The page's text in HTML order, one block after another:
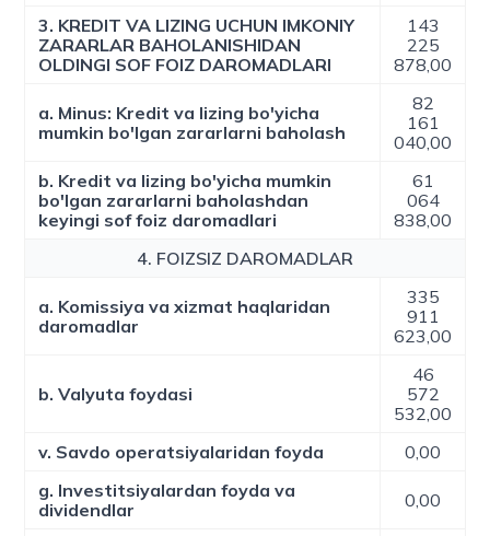
3. KREDIT VA LIZING UCHUN IMKONIY
ZARARLAR BAHOLANISHIDAN
OLDINGI SOF FOIZ DAROMADLARI
143
225
878,00
a. Minus: Kredit va lizing bo'yicha
mumkin bo'lgan zararlarni baholash
82
161
040,00
b. Kredit va lizing bo'yicha mumkin
bo'lgan zararlarni baholashdan
keyingi sof foiz daromadlari
61
064
838,00
4. FOIZSIZ DAROMADLAR
a. Komissiya va xizmat haqlaridan
daromadlar
335
911
623,00
b. Valyuta foydasi
46
572
532,00
v. Savdo operatsiyalaridan foyda
0,00
g. Investitsiyalardan foyda va
dividendlar
0,00